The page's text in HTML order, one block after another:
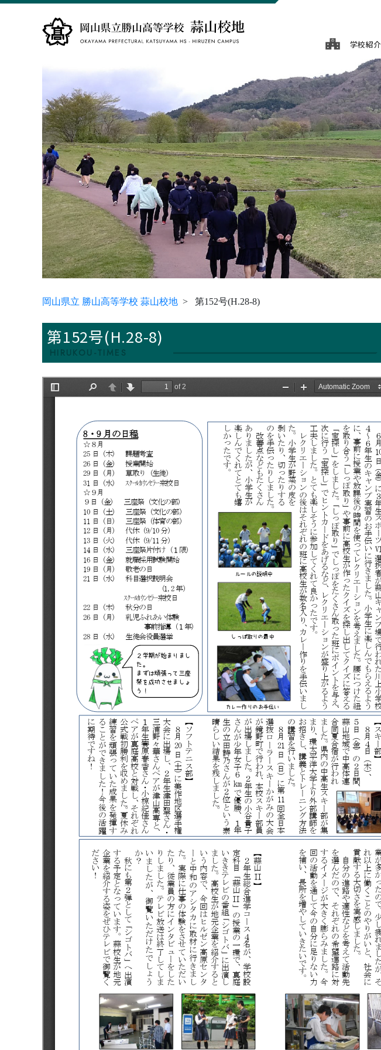
学校紹介
岡山県立 勝山高等学校 蒜山校地 第152号(H.28-8)
第152号(H.28-8)
HIRUKOU-TIMES